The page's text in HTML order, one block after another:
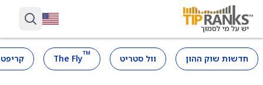
חדשות שוק ההון וול סטריט ™
The Fly